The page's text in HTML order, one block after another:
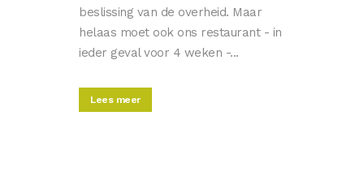
beslissing van de overheid. Maar
helaas moet ook ons restaurant - in
ieder geval voor 4 weken -...
Lees meer